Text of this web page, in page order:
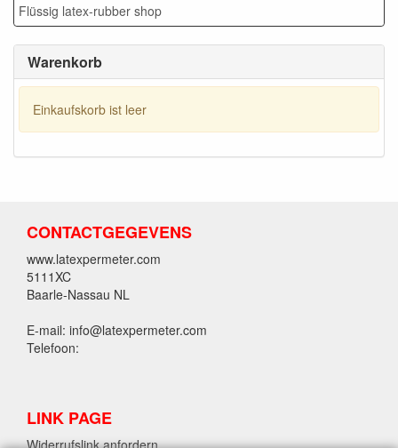
Flüssig latex-rubber shop
Warenkorb
Einkaufskorb ist leer
CONTACTGEGEVENS
www.latexpermeter.com
5111XC
Baarle-Nassau NL
E-mail: info@latexpermeter.com
Telefoon:
LINK PAGE